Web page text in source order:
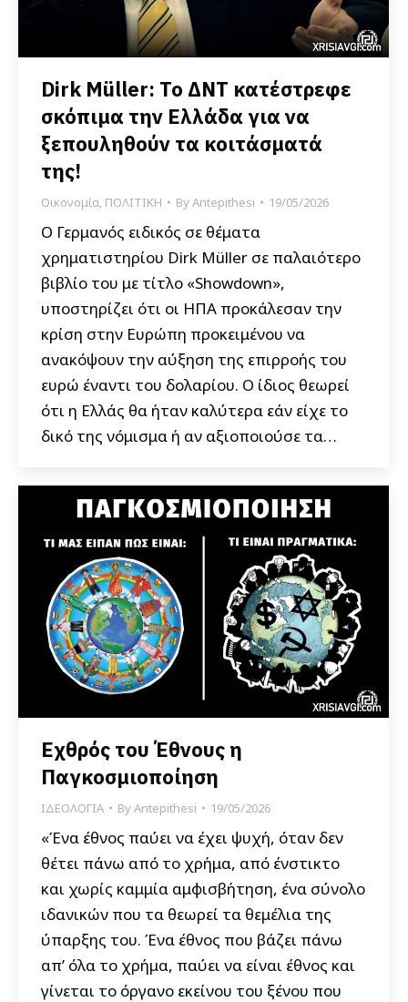
Dirk Müller: Το ΔΝΤ κατέστρεφε
σκόπιμα την Ελλάδα για να
ξεπουληθούν τα κοιτάσματά
της!
Οικονομία ΠΟΛΙΤΙΚΗ ByAntepithesi 19/05/2026
Ο Γερμανός ειδικός σε θέματα
χρηματιστηρίου Dirk Müller σε παλαιότερο
βιβλίο του με τίτλο «Showdown»,
υποστηρίζει ότι οι ΗΠΑ προκάλεσαν την
κρίση στην Ευρώπη προκειμένου να
ανακόψουν την αύξηση της επιρροής του
ευρώ έναντι του δολαρίου. Ο ίδιος θεωρεί
ότι η Ελλάς θα ήταν καλύτερα εάν είχε το
δικό της νόμισμα ή αν αξιοποιούσε τα…
Εχθρός του Έθνους η
Παγκοσμιοποίηση
ΙΔΕΟΛΟΓΙΑ ByAntepithesi 19/05/2026
«Ένα έθνος παύει να έχει ψυχή, όταν δεν
θέτει πάνω από το χρήμα, από ένστικτο
και χωρίς καμμία αμφισβήτηση, ένα σύνολο
ιδανικών που τα θεωρεί τα θεμέλια της
ύπαρξης του. Ένα έθνος που βάζει πάνω
απ’ όλα το χρήμα, παύει να είναι έθνος και
γίνεται το όργανο εκείνου του ξένου που